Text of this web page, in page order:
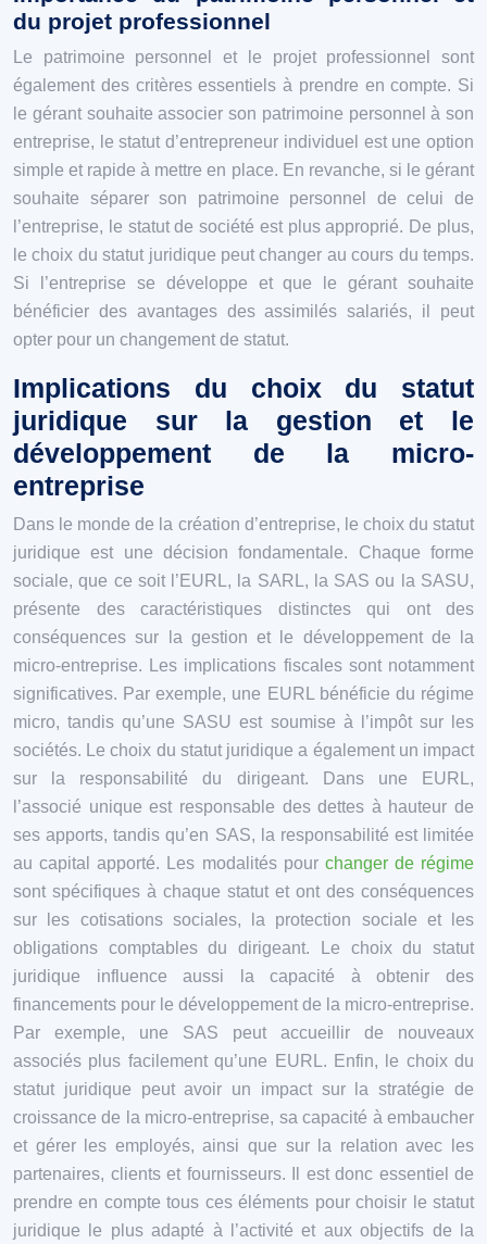
du projet professionnel
Le patrimoine personnel et le projet professionnel sont
également des critères essentiels à prendre en compte. Si
le gérant souhaite associer son patrimoine personnel à son
entreprise, le statut d’entrepreneur individuel est une option
simple et rapide à mettre en place. En revanche, si le gérant
souhaite séparer son patrimoine personnel de celui de
l’entreprise, le statut de société est plus approprié. De plus,
le choix du statut juridique peut changer au cours du temps.
Si l’entreprise se développe et que le gérant souhaite
bénéficier des avantages des assimilés salariés, il peut
opter pour un changement de statut.
Implications du choix du statut
juridique sur la gestion et le
développement de la micro-
entreprise
Dans le monde de la création d’entreprise, le choix du statut
juridique est une décision fondamentale. Chaque forme
sociale, que ce soit l’EURL, la SARL, la SAS ou la SASU,
présente des caractéristiques distinctes qui ont des
conséquences sur la gestion et le développement de la
micro-entreprise. Les implications fiscales sont notamment
significatives. Par exemple, une EURL bénéficie du régime
micro, tandis qu’une SASU est soumise à l’impôt sur les
sociétés. Le choix du statut juridique a également un impact
sur la responsabilité du dirigeant. Dans une EURL,
l’associé unique est responsable des dettes à hauteur de
ses apports, tandis qu’en SAS, la responsabilité est limitée
au capital apporté. Les modalités pour changer de régime
sont spécifiques à chaque statut et ont des conséquences
sur les cotisations sociales, la protection sociale et les
obligations comptables du dirigeant. Le choix du statut
juridique influence aussi la capacité à obtenir des
financements pour le développement de la micro-entreprise.
Par exemple, une SAS peut accueillir de nouveaux
associés plus facilement qu’une EURL. Enfin, le choix du
statut juridique peut avoir un impact sur la stratégie de
croissance de la micro-entreprise, sa capacité à embaucher
et gérer les employés, ainsi que sur la relation avec les
partenaires, clients et fournisseurs. Il est donc essentiel de
prendre en compte tous ces éléments pour choisir le statut
juridique le plus adapté à l’activité et aux objectifs de la